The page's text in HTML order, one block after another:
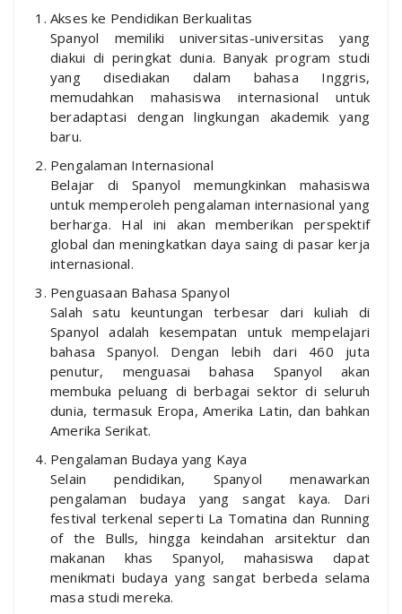
Akses ke Pendidikan Berkualitas
Spanyol memiliki universitas-universitas yang
diakui di peringkat dunia. Banyak program studi
yang disediakan dalam bahasa Inggris,
memudahkan mahasiswa internasional untuk
beradaptasi dengan lingkungan akademik yang
baru.
Pengalaman Internasional
Belajar di Spanyol memungkinkan mahasiswa
untuk memperoleh pengalaman internasional yang
berharga. Hal ini akan memberikan perspektif
global dan meningkatkan daya saing di pasar kerja
internasional.
Penguasaan Bahasa Spanyol
Salah satu keuntungan terbesar dari kuliah di
Spanyol adalah kesempatan untuk mempelajari
bahasa Spanyol. Dengan lebih dari 460 juta
penutur, menguasai bahasa Spanyol akan
membuka peluang di berbagai sektor di seluruh
dunia, termasuk Eropa, Amerika Latin, dan bahkan
Amerika Serikat.
Pengalaman Budaya yang Kaya
Selain pendidikan, Spanyol menawarkan
pengalaman budaya yang sangat kaya. Dari
festival terkenal seperti La Tomatina dan Running
of the Bulls, hingga keindahan arsitektur dan
makanan khas Spanyol, mahasiswa dapat
menikmati budaya yang sangat berbeda selama
masa studi mereka.